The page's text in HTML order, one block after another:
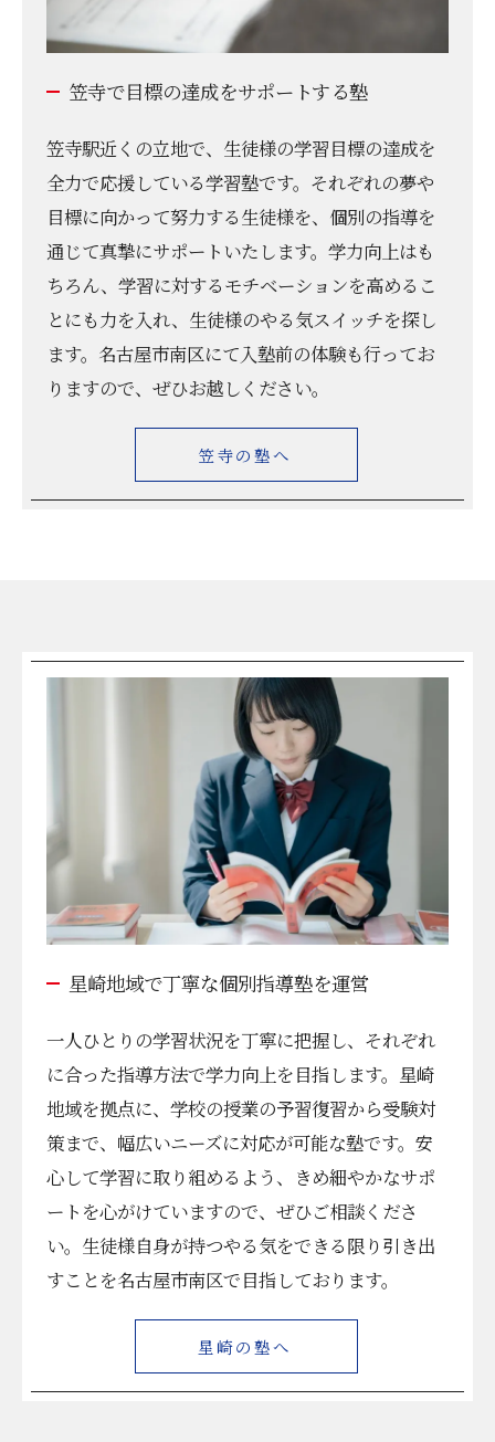
笠寺で目標の達成をサポートする塾
笠寺駅近くの立地で、生徒様の学習目標の達成を
全力で応援している学習塾です。それぞれの夢や
目標に向かって努力する生徒様を、個別の指導を
通じて真摯にサポートいたします。学力向上はも
ちろん、学習に対するモチベーションを高めるこ
とにも力を入れ、生徒様のやる気スイッチを探し
ます。名古屋市南区にて入塾前の体験も行ってお
りますので、ぜひお越しください。
笠寺の塾へ
星崎地域で丁寧な個別指導塾を運営
一人ひとりの学習状況を丁寧に把握し、それぞれ
に合った指導方法で学力向上を目指します。星崎
地域を拠点に、学校の授業の予習復習から受験対
策まで、幅広いニーズに対応が可能な塾です。安
心して学習に取り組めるよう、きめ細やかなサポ
ートを心がけていますので、ぜひご相談くださ
い。生徒様自身が持つやる気をできる限り引き出
すことを名古屋市南区で目指しております。
星崎の塾へ
お問い合わせはこちら